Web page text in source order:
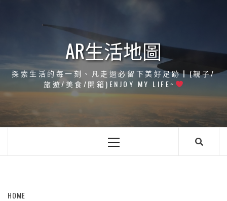
AR生活地圖
探索生活的每一刻、凡走過必留下美好足跡┃(親子/
旅遊/美食/開箱)ENJOY MY LIFE~
Primary
HOME